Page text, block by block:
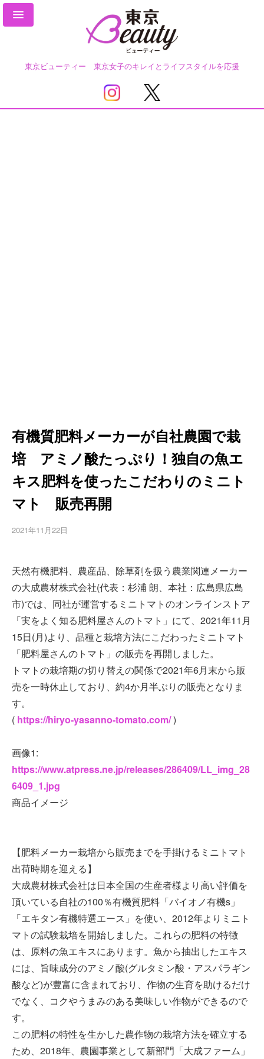
東京ビューティー 東京女子のキレイとライフスタイルを応援
有機質肥料メーカーが自社農園で栽
培 アミノ酸たっぷり！独自の魚エ
キス肥料を使ったこだわりのミニト
マト 販売再開
2021年11月22日
天然有機肥料、農産品、除草剤を扱う農業関連メーカー
の大成農材株式会社(代表：杉浦 朗、本社：広島県広島
市)では、同社が運営するミニトマトのオンラインストア
「実をよく知る肥料屋さんのトマト」にて、2021年11月
15日(月)より、品種と栽培方法にこだわったミニトマト
「肥料屋さんのトマト」の販売を再開しました。
トマトの栽培期の切り替えの関係で2021年6月末から販
売を一時休止しており、約4か月半ぶりの販売となりま
す。
( https://hiryo-yasanno-tomato.com/)
画像1:
https://www.atpress.ne.jp/releases/286409/LL_img_28
6409_1.jpg
商品イメージ
【肥料メーカー栽培から販売までを手掛けるミニトマト
出荷時期を迎える】
大成農材株式会社は日本全国の生産者様より高い評価を
頂いている自社の100％有機質肥料「バイオノ有機s」
「エキタン有機特選エース」を使い、2012年よりミニト
マトの試験栽培を開始しました。これらの肥料の特徴
は、原料の魚エキスにあります。魚から抽出したエキス
には、旨味成分のアミノ酸(グルタミン酸・アスパラギン
酸など)が豊富に含まれており、作物の生育を助けるだけ
でなく、コクやうまみのある美味しい作物ができるので
す。
この肥料の特性を生かした農作物の栽培方法を確立する
ため、2018年、農園事業として新部門「大成ファーム」